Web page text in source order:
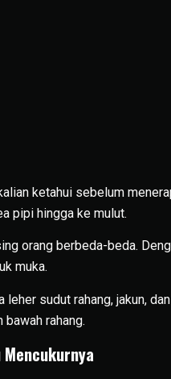
ketahui sebelum
pipi hingga ke mulut.
orang berbeda-beda.
muka.
leher sudut rahang, jakun,
bawah rahang.